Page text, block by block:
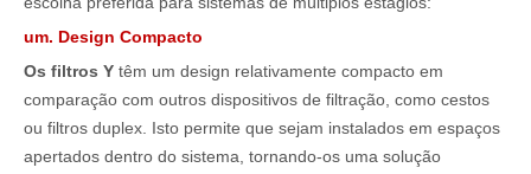
um. Design Compacto
Os filtros Y têm um design relativamente compacto em
comparação com outros dispositivos de filtração, como cestos
ou filtros duplex. Isto permite que sejam instalados em espaços
apertados dentro do sistema, tornando-os uma solução